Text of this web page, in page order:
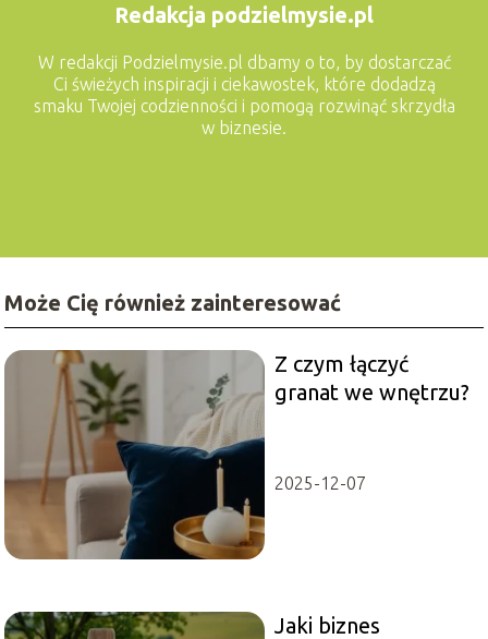
Redakcja podzielmysie.pl
W redakcji Podzielmysie.pl dbamy o to, by dostarczać
Ci świeżych inspiracji i ciekawostek, które dodadzą
smaku Twojej codzienności i pomogą rozwinąć skrzydła
w biznesie.
Może Cię również zainteresować
Z czym łączyć
granat we wnętrzu?
2025-12-07
Jaki biznes